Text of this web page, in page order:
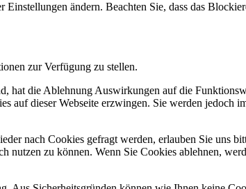
ändern. Beachten Sie, dass das
zur Verfügung zu stellen.
hat die Ablehnung Auswirkungen auf die
auf dieser Webseite erzwingen. Sie werden jedoch
nach Cookies gefragt werden, erlauben Sie uns
zu können. Wenn Sie Cookies ablehnen,